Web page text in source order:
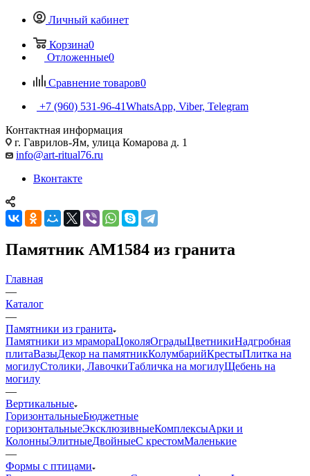
Личный кабинет
Корзина0
Отложенные0
Сравнение товаров0
+7 (960) 531-96-41WhatsApp, Viber, Telegram
Контактная информация
г. Гаврилов-Ям, улица Комарова д. 1
info@art-ritual76.ru
Вконтакте
Памятник AM1584 из гранита
Главная
—
Каталог
—
Памятники из гранита
Памятники из мрамораЦоколяОградыЦветникиНадгробная
плитаВазыДекор на памятникКолумбарийКрестыПлитка на
могилуСтолики, ЛавочкиТабличка на могилуЩебень на
могилу
—
Вертикальные
ГоризонтальныеБюджетные
горизонтальныеЭксклюзивныеКомплексыАрки и
КолонныЭлитныеДвойныеС крестомМаленькие
—
Формы с птицами